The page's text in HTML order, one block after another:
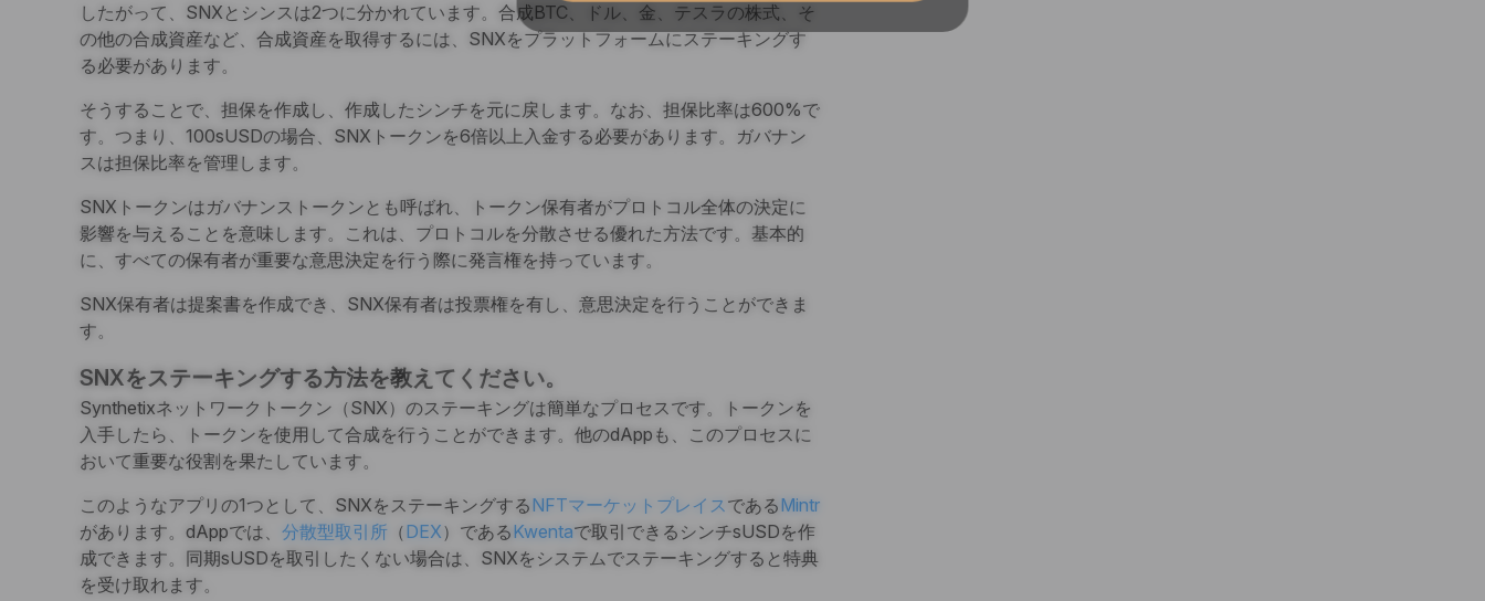
したがって、SNXとシンスは2つに分かれています。合成BTC、ドル、金、テスラの株式、そ
の他の合成資産など、合成資産を取得するには、SNXをプラットフォームにステーキングす
る必要があります。
そうすることで、担保を作成し、作成したシンチを元に戻します。なお、担保比率は600%で
す。つまり、100sUSDの場合、SNXトークンを6倍以上入金する必要があります。ガバナン
スは担保比率を管理します。
SNXトークンはガバナンストークンとも呼ばれ、トークン保有者がプロトコル全体の決定に
影響を与えることを意味します。これは、プロトコルを分散させる優れた方法です。基本的
に、すべての保有者が重要な意思決定を行う際に発言権を持っています。
SNX保有者は提案書を作成でき、SNX保有者は投票権を有し、意思決定を行うことができま
す。
SNXをステーキングする方法を教えてください。
Synthetixネットワークトークン（SNX）のステーキングは簡単なプロセスです。トークンを
入手したら、トークンを使用して合成を行うことができます。他のdAppも、このプロセスに
おいて重要な役割を果たしています。
このようなアプリの1つとして、SNXをステーキングするNFTマーケットプレイスであるMintr
があります。dAppでは、 分散型取引所 （DEX）であるKwentaで取引できるシンチsUSDを作
成できます。同期sUSDを取引したくない場合は、SNXをシステムでステーキングすると特典
を受け取れます。